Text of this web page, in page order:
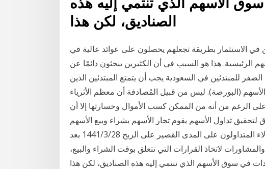
الصناديق، لكن هذا
الاستثمار بطريقة تجعلهم يحصلون على عوائد عالية في
هذا هو السبب في أن الكثيرين يبحثون دائمًا عن
للمبتدئين في السعودية يجب أن يتمتع المبتدئين الذين
(البورصة). ليس من قبيل المُصادفة أن معظم الأثرياء
الرغم من أنه من الممكن كسب الأموال وخسارتها إلا أن
تداول الأسهم يقوم تجار الأسهم بشراء وبيع الأسهم
للاستفادة من تقلبات الأسعار اليومية. يراهن هؤلاء المتداولون على المدى القصير على الربح 28‏‏/3‏‏/1441 بعد
لاتخاذ القرارات التي تتعلق بوقت الشراء والبيع،
في سوق الأسهم الذي تنتمي إليه هذه الصناديق، لكن هذا